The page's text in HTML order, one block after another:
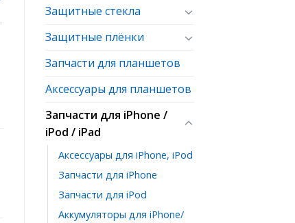
Защитные стекла
Защитные плёнки
Запчасти для планшетов
Аксессуары для планшетов
Запчасти для iPhone /
iPod / iPad
Аксессуары для iPhone, iPod
Запчасти для iPhone
Запчасти для iPod
Аккумуляторы для iPhone/